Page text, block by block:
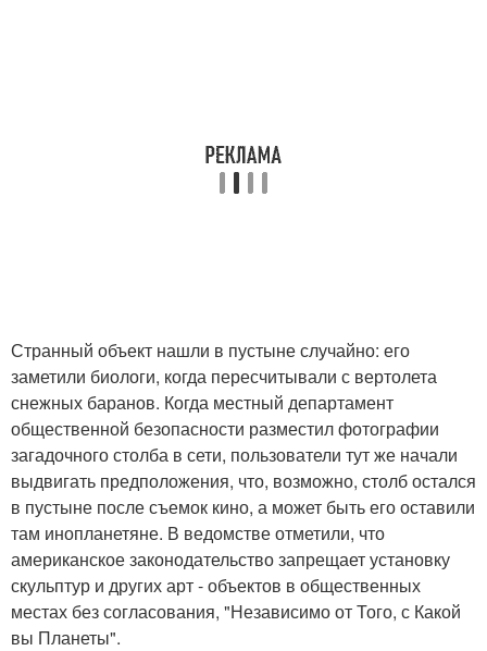
Странный объект нашли в пустыне случайно: его
заметили биологи, когда пересчитывали с вертолета
снежных баранов. Когда местный департамент
общественной безопасности разместил фотографии
загадочного столба в сети, пользователи тут же начали
выдвигать предположения, что, возможно, столб остался
в пустыне после съемок кино, а может быть его оставили
там инопланетяне. В ведомстве отметили, что
американское законодательство запрещает установку
скульптур и других арт - объектов в общественных
местах без согласования, "Независимо от Того, с Какой
вы Планеты".